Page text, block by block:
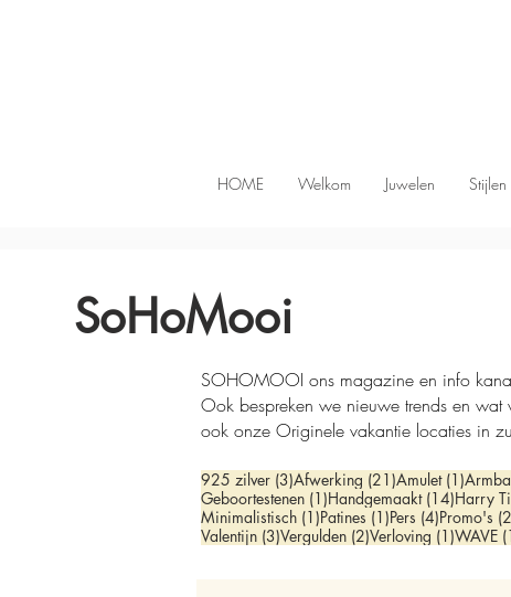
HOME Welkom Juwelen Stijlen
SoHoMooi
SOHOMOOI ons magazine en info
Ook bespreken we nieuwe trends en
ook onze Originele vakantie locaties in
925 zilver (3)3 posts
Afwerking (21)21 posts
Amulet (1)1 post
Geboortestenen (1)1 post
Handgemaakt (14)14 posts
Harry
Minimalistisch (1)1 post
Patines (1)1 post
Pers (4)4 posts
Promo's
Valentijn (3)3 posts
Vergulden (2)2 posts
Verloving (1)1 post
WAVE